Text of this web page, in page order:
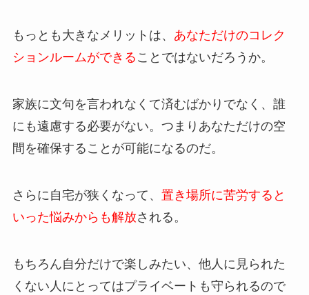
もっとも大きなメリットは、 あなただけのコレク
ションルームができる ことではないだろうか。
家族に文句を言われなくて済むばかりでなく、誰
にも遠慮する必要がない。つまりあなただけの空
間を確保することが可能になるのだ。
さらに自宅が狭くなって、 置き場所に苦労すると
いった悩みからも解放される。
もちろん自分だけで楽しみたい、他人に見られた
くない人にとってはプライベートも守られるので